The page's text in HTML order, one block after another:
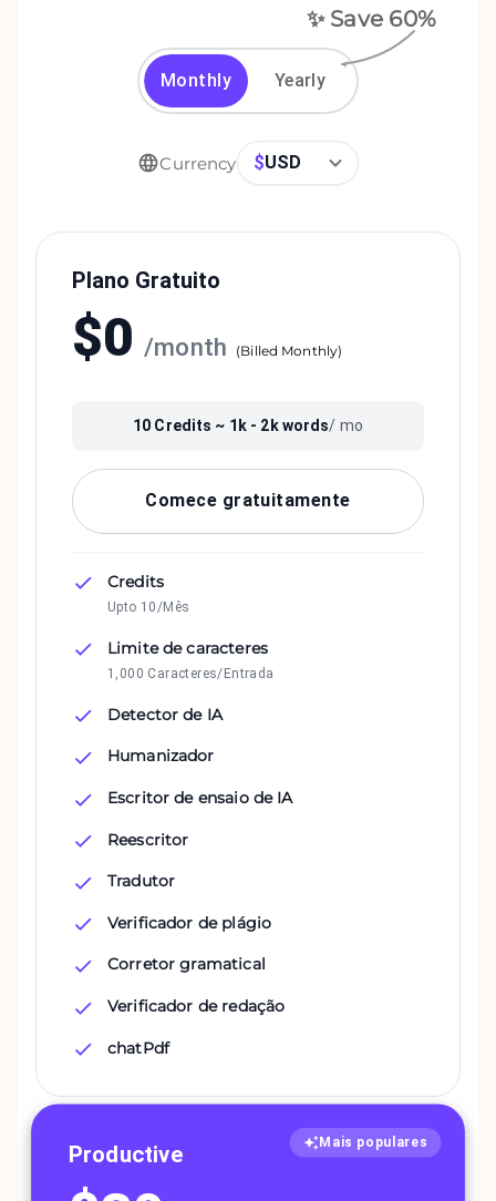
✨ Save 60%
Monthly Yearly
Currency $USD
Plano Gratuito
$0 /month (Billed Monthly)
10 Credits ~ 1k - 2kwords/ mo
Comece gratuitamente
Credits
Upto 10/Mês
Limite de caracteres
1,000 Caracteres/Entrada
Detector de IA
Humanizador
Escritor de ensaio de IA
Reescritor
Tradutor
Verificador de plágio
Corretor gramatical
Verificador de redação
chatPdf
Mais populares
Productive